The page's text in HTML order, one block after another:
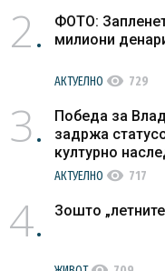
2
ФОТО:
милиони
АКТУЕЛНО visibility 729
3
Победа за
задржа
културно
АКТУЕЛНО visibility 717
4 Зошто